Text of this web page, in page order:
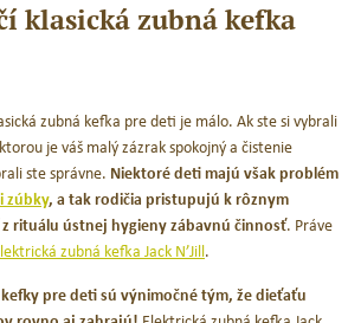
klasická zubná kefka
zubná kefka pre deti je málo. Ak ste si vybrali
je váš malý zázrak spokojný a čistenie
ste správne. Niektoré deti majú však problém
zúbky, a tak rodičia pristupujú k rôznym
rituálu ústnej hygieny zábavnú činnosť. Práve
zubná kefka Jack N’Jill.
pre deti sú výnimočné tým, že dieťaťu